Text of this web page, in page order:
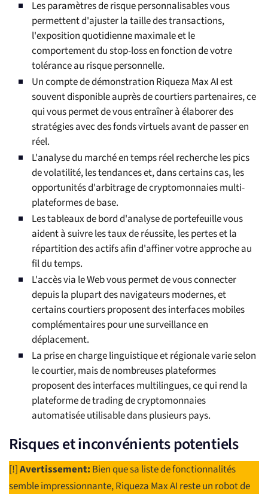
Les paramètres de risque personnalisables vous
permettent d'ajuster la taille des transactions,
l'exposition quotidienne maximale et le
comportement du stop-loss en fonction de votre
tolérance au risque personnelle.
Un compte de démonstration Riqueza Max AI est
souvent disponible auprès de courtiers partenaires, ce
qui vous permet de vous entraîner à élaborer des
stratégies avec des fonds virtuels avant de passer en
réel.
L'analyse du marché en temps réel recherche les pics
de volatilité, les tendances et, dans certains cas, les
opportunités d'arbitrage de cryptomonnaies multi-
plateformes de base.
Les tableaux de bord d'analyse de portefeuille vous
aident à suivre les taux de réussite, les pertes et la
répartition des actifs afin d'affiner votre approche au
fil du temps.
L'accès via le Web vous permet de vous connecter
depuis la plupart des navigateurs modernes, et
certains courtiers proposent des interfaces mobiles
complémentaires pour une surveillance en
déplacement.
La prise en charge linguistique et régionale varie selon
le courtier, mais de nombreuses plateformes
proposent des interfaces multilingues, ce qui rend la
plateforme de trading de cryptomonnaies
automatisée utilisable dans plusieurs pays.
Risques et inconvénients potentiels
[!]Avertissement: Bien que sa liste de fonctionnalités
semble impressionnante, Riqueza Max AI reste un robot de